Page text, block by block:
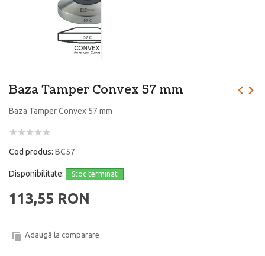
Baza Tamper Convex 57 mm
Baza Tamper Convex 57 mm
Cod produs: BC57
Disponibilitate: Stoc terminat
113,55 RON
Adaugă la comparare